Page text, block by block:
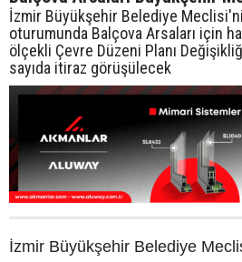
İzmir Büyükşehir Belediye
oturumunda Balçova Arsaları için
ölçekli Çevre Düzeni Planı
sayıda itiraz görüşülecek
İzmir Büyükşehir Belediye